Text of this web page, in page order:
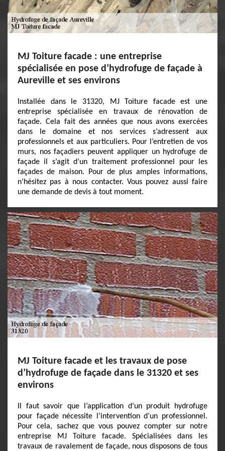
MJ Toiture facade : une entreprise
spécialisée en pose d’hydrofuge de façade à
Aureville et ses environs
Installée dans le 31320, MJ Toiture facade est une
entreprise spécialisée en travaux de rénovation de
façade. Cela fait des années que nous avons exercées
dans le domaine et nos services s’adressent aux
professionnels et aux particuliers. Pour l’entretien de vos
murs, nos façadiers peuvent appliquer un hydrofuge de
façade il s’agit d’un traitement professionnel pour les
façades de maison. Pour de plus amples informations,
n’hésitez pas à nous contacter. Vous pouvez aussi faire
une demande de devis à tout moment.
MJ Toiture facade et les travaux de pose
d’hydrofuge de façade dans le 31320 et ses
environs
Il faut savoir que l’application d’un produit hydrofuge
pour façade nécessite l’intervention d’un professionnel.
Pour cela, sachez que vous pouvez compter sur notre
entreprise MJ Toiture facade. Spécialisées dans les
travaux de ravalement de façade, nous disposons de tous